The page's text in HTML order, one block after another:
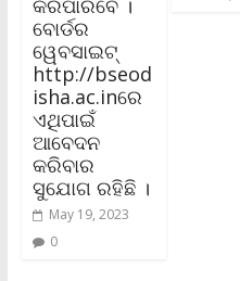
ବୋର୍ଡର
ୱେବସାଇଟ୍
http://bseod
isha.ac.inରେ
ଏଥିପାଇଁ
ଆବେଦନ
କରିବାର
ସୁଯୋଗ ରହିଛି ।
May 19, 2023
0